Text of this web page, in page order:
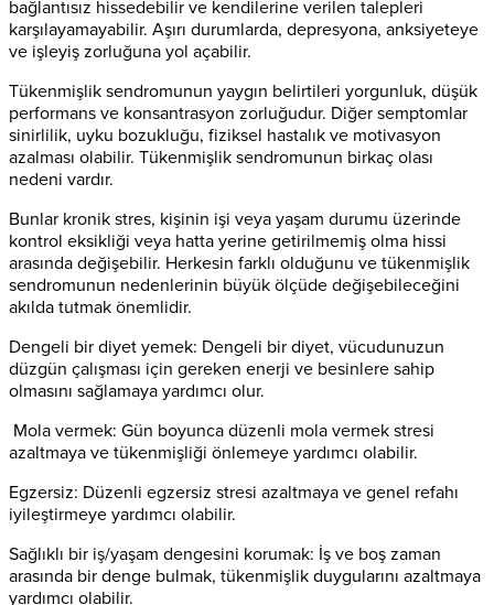
bağlantısız hissedebilir ve kendilerine verilen talepleri
karşılayamayabilir. Aşırı durumlarda, depresyona, anksiyeteye
ve işleyiş zorluğuna yol açabilir.
Tükenmişlik sendromunun yaygın belirtileri yorgunluk, düşük
performans ve konsantrasyon zorluğudur. Diğer semptomlar
sinirlilik, uyku bozukluğu, fiziksel hastalık ve motivasyon
azalması olabilir. Tükenmişlik sendromunun birkaç olası
nedeni vardır.
Bunlar kronik stres, kişinin işi veya yaşam durumu üzerinde
kontrol eksikliği veya hatta yerine getirilmemiş olma hissi
arasında değişebilir. Herkesin farklı olduğunu ve tükenmişlik
sendromunun nedenlerinin büyük ölçüde değişebileceğini
akılda tutmak önemlidir.
Dengeli bir diyet yemek: Dengeli bir diyet, vücudunuzun
düzgün çalışması için gereken enerji ve besinlere sahip
olmasını sağlamaya yardımcı olur.
Mola vermek: Gün boyunca düzenli mola vermek stresi
azaltmaya ve tükenmişliği önlemeye yardımcı olabilir.
Egzersiz: Düzenli egzersiz stresi azaltmaya ve genel refahı
iyileştirmeye yardımcı olabilir.
Sağlıklı bir iş/yaşam dengesini korumak: İş ve boş zaman
arasında bir denge bulmak, tükenmişlik duygularını azaltmaya
yardımcı olabilir.